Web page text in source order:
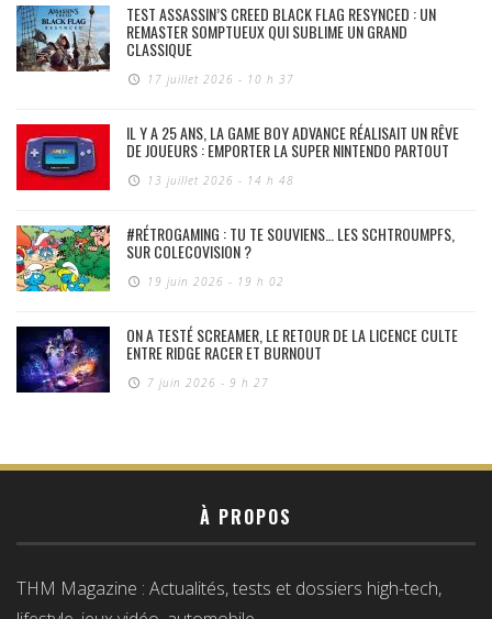
TEST ASSASSIN’S CREED BLACK FLAG RESYNCED : UN
REMASTER SOMPTUEUX QUI SUBLIME UN GRAND
CLASSIQUE
17 juillet 2026 - 10 h 37
IL Y A 25 ANS, LA GAME BOY ADVANCE RÉALISAIT UN RÊVE
DE JOUEURS : EMPORTER LA SUPER NINTENDO PARTOUT
13 juillet 2026 - 14 h 48
#RÉTROGAMING : TU TE SOUVIENS… LES SCHTROUMPFS,
SUR COLECOVISION ?
19 juin 2026 - 19 h 02
ON A TESTÉ SCREAMER, LE RETOUR DE LA LICENCE CULTE
ENTRE RIDGE RACER ET BURNOUT
7 juin 2026 - 9 h 27
À PROPOS
THM Magazine : Actualités, tests et dossiers high-tech,